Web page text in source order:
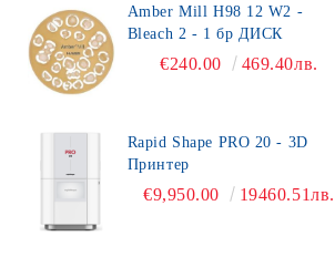
Amber Mill H98 12 W2 -
Bleach 2 - 1 бр ДИСК
€240.00 469.40лв.
Rapid Shape PRO 20 - 3D
Принтер
€9,950.00 19460.51лв.